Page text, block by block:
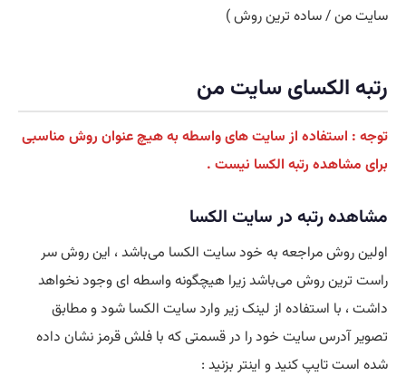
سایت من / ساده ترین روش )
رتبه الکسای سایت من
توجه : استفاده از سایت های واسطه به هیچ عنوان روش مناسبی
برای مشاهده رتبه الکسا نیست .
مشاهده رتبه در سایت الکسا
اولین روش مراجعه به خود سایت الکسا می‌باشد ، این روش سر
راست ترین روش می‌باشد زیرا هیچگونه واسطه ای وجود نخواهد
داشت ، با استفاده از لینک زیر وارد سایت الکسا شود و مطابق
تصویر آدرس سایت خود را در قسمتی که با فلش قرمز نشان داده
شده است تایپ کنید و اینتر بزنید :